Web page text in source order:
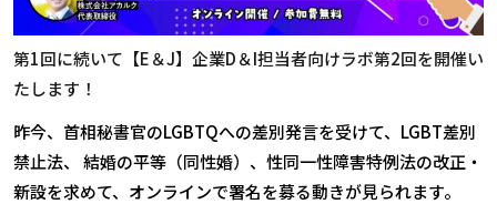
第1回に続いて【E＆J】企業D＆I担当者向けラボ第2回を開催い
たします！
昨今、首相秘書官のLGBTQへの差別発言を受けて、 LGBT差別
禁止法、 結婚の平等（同性婚）、性同一性障害特例法の改正・
新設を求めて、オンラインで署名を募る動きが見られます。